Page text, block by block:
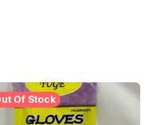
Of Stock